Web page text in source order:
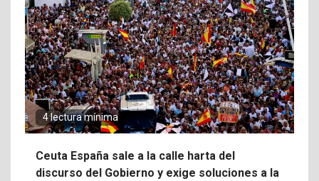
4 lectura mínima
Ceuta España sale a la calle harta del
discurso del Gobierno y exige soluciones a la